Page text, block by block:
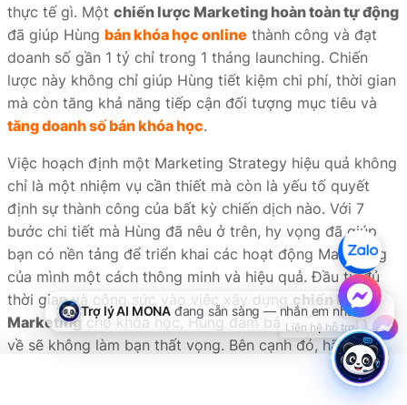
thực tế gì. Một chiến lược Marketing hoàn toàn tự động
đã giúp Hùng bán khóa học online thành công và đạt
doanh số gần 1 tỷ chỉ trong 1 tháng launching. Chiến
lược này không chỉ giúp Hùng tiết kiệm chi phí, thời gian
mà còn tăng khả năng tiếp cận đối tượng mục tiêu và
tăng doanh số bán khóa học.
Việc hoạch định một Marketing Strategy hiệu quả không
chỉ là một nhiệm vụ cần thiết mà còn là yếu tố quyết
định sự thành công của bất kỳ chiến dịch nào. Với 7
bước chi tiết mà Hùng đã nêu ở trên, hy vọng đã giúp
bạn có nền tảng để triển khai các hoạt động Marketing
của mình một cách thông minh và hiệu quả. Đầu tư đủ
thời gian và công sức vào việc xây dựng chiến lược
Marketingcho khóa học, Hùng đảm bảo kết quả nhận
về sẽ không làm bạn thất vọng. Bên cạnh đó, hãy chắc
chắn rằng chiến lược Marketing của bạn luôn được điều
chỉnh và tối ưu hóa để đáp ứng nhu cầu thay đổi của thị